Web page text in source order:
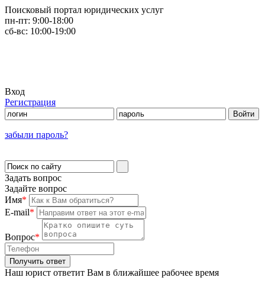
Поисковый портал юридических услуг
пн-пт: 9:00-18:00
сб-вс: 10:00-19:00
Вход
Регистрация
забыли пароль?
Задать вопрос
Задайте вопрос
Имя*
E-mail*
Вопрос*
Наш юрист ответит Вам в ближайшее рабочее время